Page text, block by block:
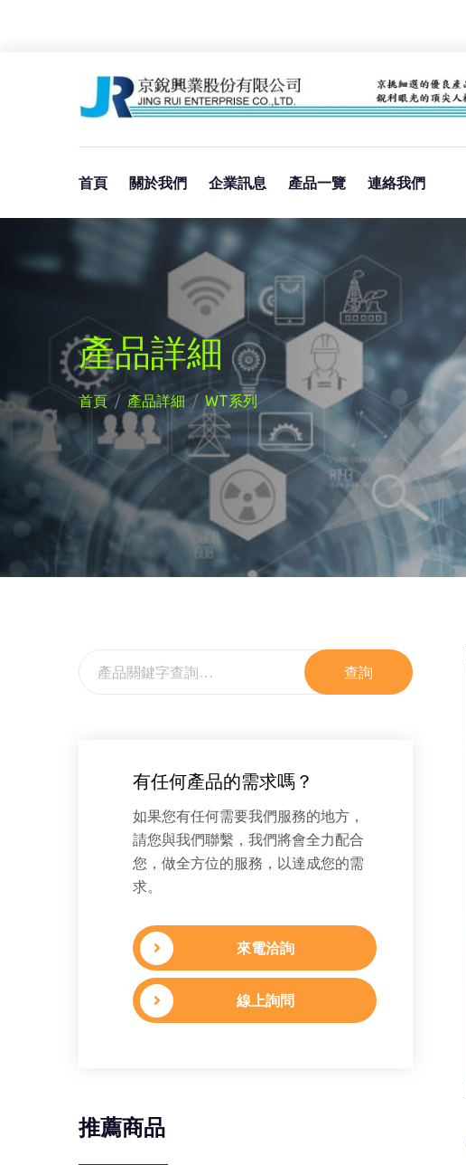
首頁 關於我們 企業訊息 產品一覽 連絡我們
產品詳細
首頁 產品詳細 WT系列
查詢
有任何產品的需求嗎？
如果您有任何需要我們服務的地方，
請您與我們聯繫，我們將會全力配合
您，做全方位的服務，以達成您的需
求。
來電洽詢
線上詢問
推薦商品